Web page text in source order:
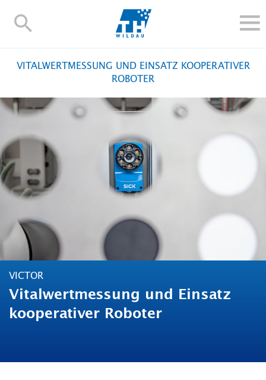
TH-
FORSCHUNG UND TRANSFER
ALUMNI
HOCHSCHULE
INTERNATIONAL
BESCHÄFTIGTE
Blogs Kontakt und Anfahrt
Personensuche
VITALWERTMESSUNG UND EINSATZ KOOPERATIVER
ROBOTER
VICTOR
Vitalwertmessung und Einsatz
kooperativer Roboter